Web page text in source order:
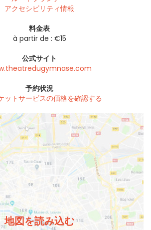
アクセシビリティ情報
料金表
à partir de : €15
公式サイト
予約状況
ットサービスの価格を確認する
地図を読み込む